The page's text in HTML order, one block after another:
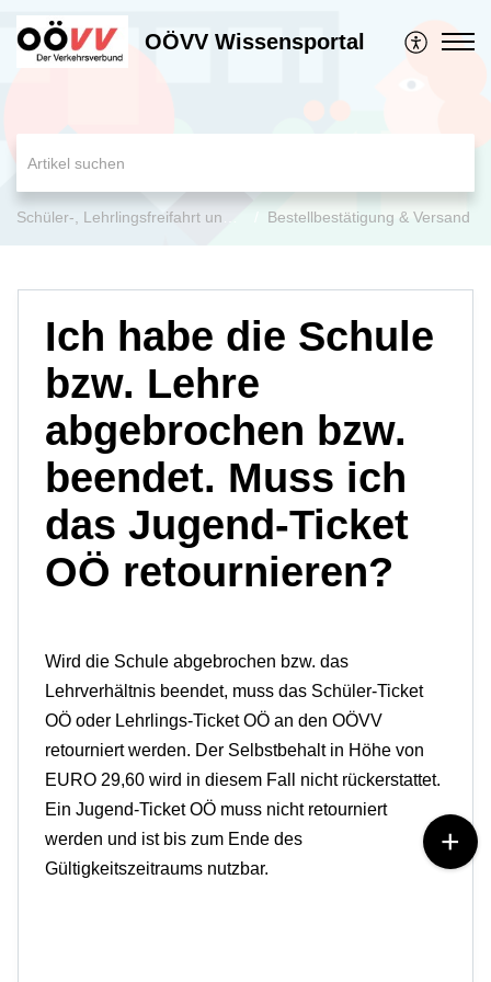
OÖVV Wissensportal
Bestellbestätigung & Versand
Ich habe die Schule
bzw. Lehre
abgebrochen bzw.
beendet. Muss ich
das Jugend-Ticket
OÖ retournieren?
Wird die Schule abgebrochen bzw. das
Lehrverhältnis beendet, muss das Schüler-Ticket
OÖ oder Lehrlings-Ticket OÖ an den OÖVV
retourniert werden. Der Selbstbehalt in Höhe von
EURO 29,60 wird in diesem Fall nicht rückerstattet.
Ein Jugend-Ticket OÖ muss nicht retourniert
werden und ist bis zum Ende des
Gültigkeitszeitraums nutzbar.